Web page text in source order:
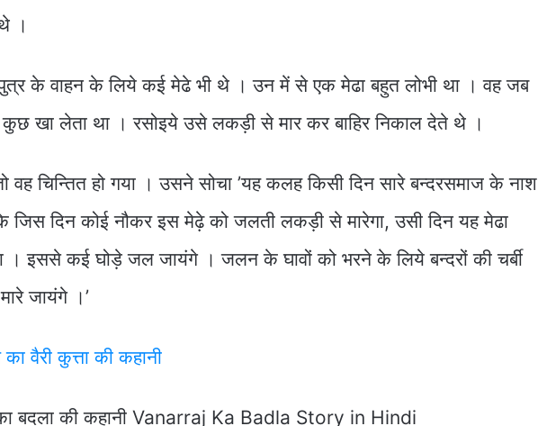
।
के वाहन के लिये कई मेढे भी थे । उन में से एक मेढा बहुत लोभी था । वह जब
खा लेता था । रसोइये उसे लकड़ी से मार कर बाहिर निकाल देते थे ।
चिन्तित हो गया । उसने सोचा ’यह कलह किसी दिन सारे बन्दरसमाज के नाश
जिस दिन कोई नौकर इस मेढ़े को जलती लकड़ी से मारेगा, उसी दिन यह मेढा
इससे कई घोड़े जल जायंगे । जलन के घावों को भरने के लिये बन्दरों की चर्बी
जायंगे ।’
का वैरी कुत्ता की कहानी